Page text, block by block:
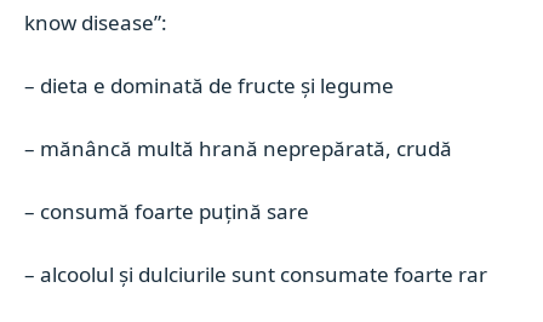
know disease”:
– dieta e dominată de fructe şi legume
– mănâncă multă hrană neprepărată, crudă
– consumă foarte puţină sare
– alcoolul şi dulciurile sunt consumate foarte rar